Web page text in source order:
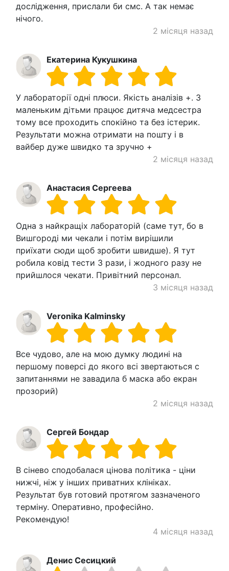
дослідження, прислали би смс. А так немає
нічого.
2 місяця назад
Екатерина Кукушкина
У лабораторії одні плюси. Якість аналізів +. З
маленьким дітьми працює дитяча медсестра
тому все проходить спокійно та без істерик.
Результати можна отримати на пошту і в
вайбер дуже швидко та зручно +
2 місяця назад
Анастасия Сергеева
Одна з найкращіх лабораторій (саме тут, бо в
Вишгороді ми чекали і потім вирішили
приїхати сюди щоб зробити швидше). Я тут
робила ковід тести 3 рази, і жодного разу не
прийшлося чекати. Привітний персонал.
3 місяця назад
Veronika Kalminsky
Все чудово, але на мою думку людині на
першому поверсі до якого всі звертаються с
запитаннями не завадила б маска або екран
прозорий)
2 місяця назад
Сергей Бондар
В сінево сподобалася цінова політика - ціни
нижчі, ніж у інших приватних клініках.
Результат був готовий протягом зазначеного
терміну. Оперативно, професійно.
Рекомендую!
4 місяця назад
Денис Сесицкий